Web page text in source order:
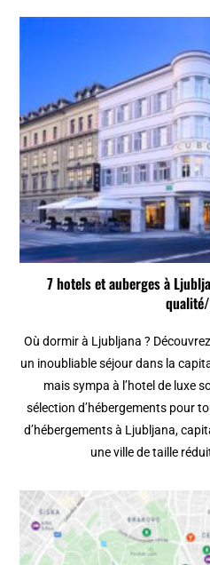
7 hotels et auberges à
Où dormir à Ljubljana ?
un inoubliable séjour dans la
mais sympa à l’hotel de luxe
sélection d’hébergements pour
d’hébergements à Ljubljana,
une ville de taille